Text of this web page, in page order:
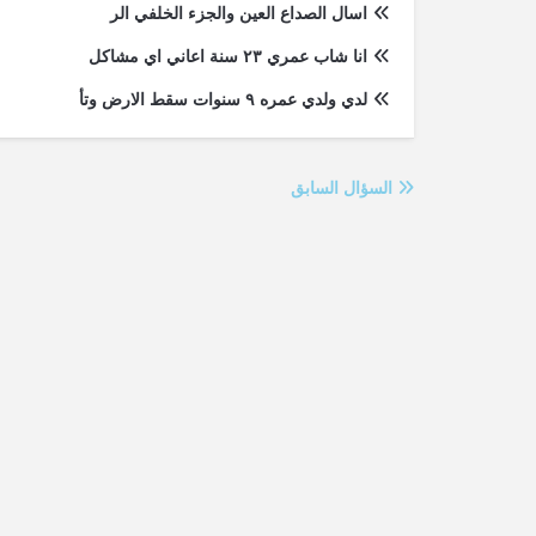
اسال الصداع العين والجزء الخلفي الر
انا شاب عمري ٢٣ سنة اعاني اي مشاكل
لدي ولدي عمره ٩ سنوات سقط الارض وتأ
السؤال السابق